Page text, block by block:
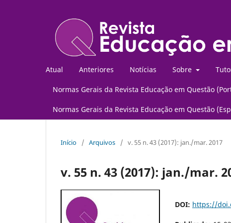
Atual Anteriores Notícias Sobre
Normas Gerais da Revista Educação em Questão
Normas Gerais da Revista Educação em Questão
Início / Arquivos / v. 55 n. 43 (2017): jan./mar. 2017
v. 55 n. 43 (2017): jan./mar.
DOI: https://